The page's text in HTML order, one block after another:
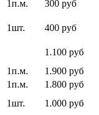
1п.м.
300 руб
1шт.
400 руб
1.100 руб
1п.м.
1.900 руб
1п.м.
1.800 руб
1шт.
1.000 руб